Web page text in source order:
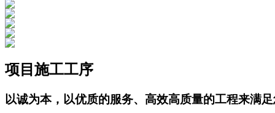
项目施工工序
以诚为本，以优质的服务、高效高质量的工程来满